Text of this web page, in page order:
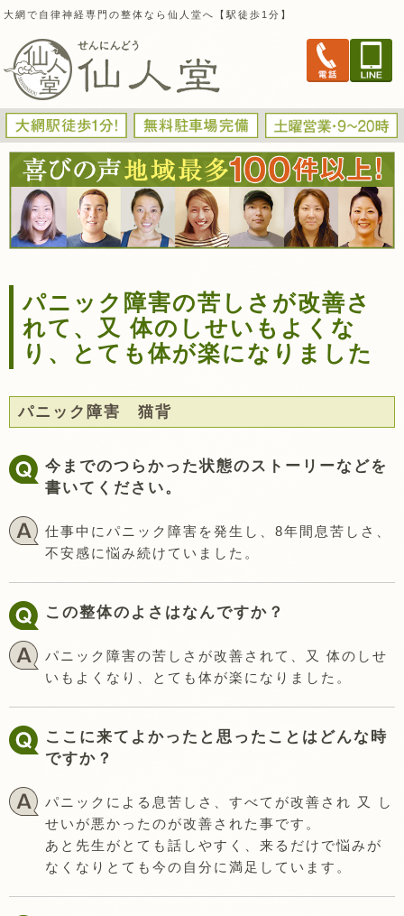
大網で自律神経専門の整体なら仙人堂へ【駅徒歩1分】
パニック障害の苦しさが改善さ
れて、又 体のしせいもよくな
り、とても体が楽になりました
パニック障害 猫背
今までのつらかった状態のストーリーなどを
書いてください。
仕事中にパニック障害を発生し、8年間息苦しさ、
不安感に悩み続けていました。
この整体のよさはなんですか？
パニック障害の苦しさが改善されて、又 体のしせ
いもよくなり、とても体が楽になりました。
ここに来てよかったと思ったことはどんな時
ですか？
パニックによる息苦しさ、すべてが改善され 又 し
せいが悪かったのが改善された事です。
あと先生がとても話しやすく、来るだけで悩みが
なくなりとても今の自分に満足しています。